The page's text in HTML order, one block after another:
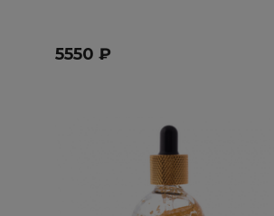
5550 ₽